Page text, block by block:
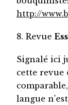
http://
8. Revue
Signalé ici
cette revue
langue